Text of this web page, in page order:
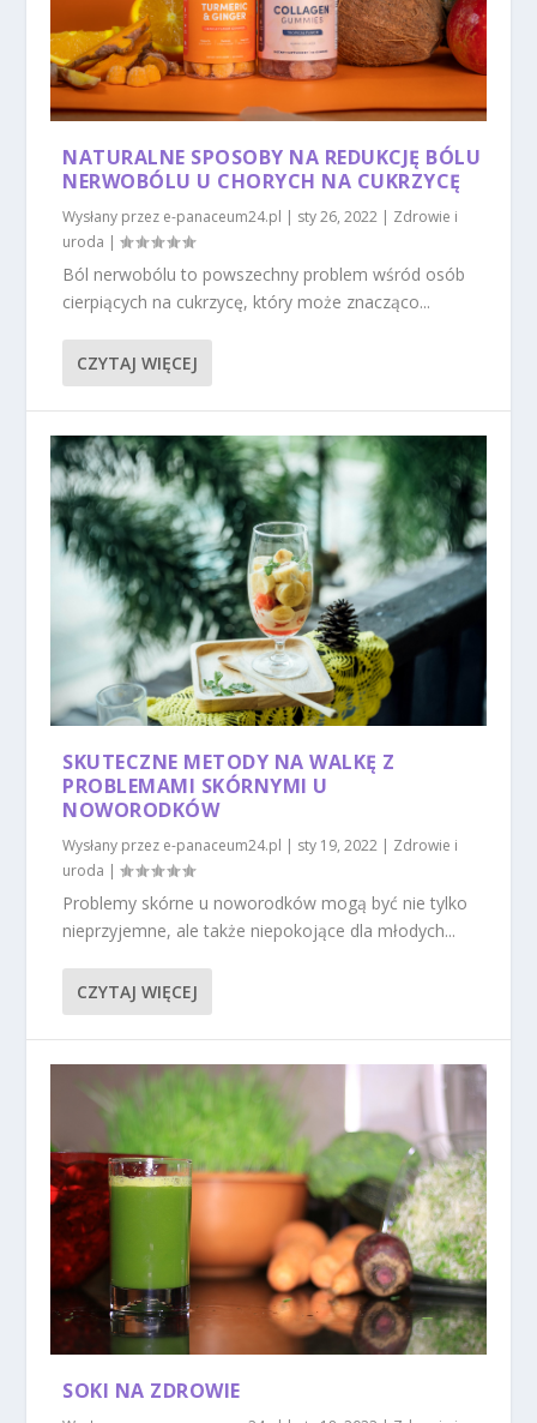
NATURALNE SPOSOBY NA REDUKCJĘ BÓLU
NERWOBÓLU U CHORYCH NA CUKRZYCĘ
Wysłany przez e-panaceum24.pl | sty 26, 2022 | Zdrowie i
uroda |
Ból nerwobólu to powszechny problem wśród osób
cierpiących na cukrzycę, który może znacząco...
CZYTAJ WIĘCEJ
SKUTECZNE METODY NA WALKĘ Z
PROBLEMAMI SKÓRNYMI U
NOWORODKÓW
Wysłany przez e-panaceum24.pl | sty 19, 2022 | Zdrowie i
uroda |
Problemy skórne u noworodków mogą być nie tylko
nieprzyjemne, ale także niepokojące dla młodych...
CZYTAJ WIĘCEJ
SOKI NA ZDROWIE